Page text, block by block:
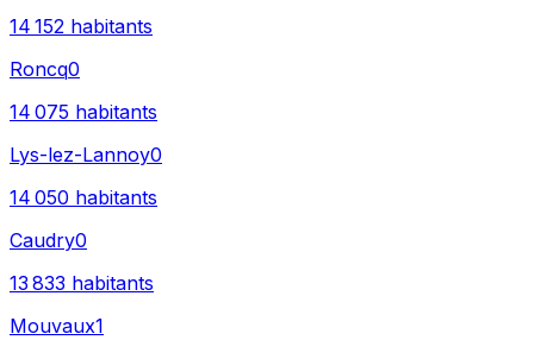
14 152 habitants
Roncq0
14 075 habitants
Lys-lez-Lannoy0
14 050 habitants
Caudry0
13 833 habitants
Mouvaux1